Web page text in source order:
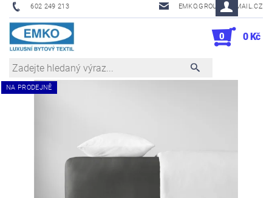
602 249 213 EMKO.GROUSL@EMAIL.CZ
0 0 Kč
NA PRODEJNĚ